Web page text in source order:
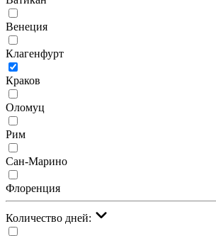
Венеция
Клагенфурт
Краков
Оломуц
Рим
Сан-Марино
Флоренция
Количество дней: